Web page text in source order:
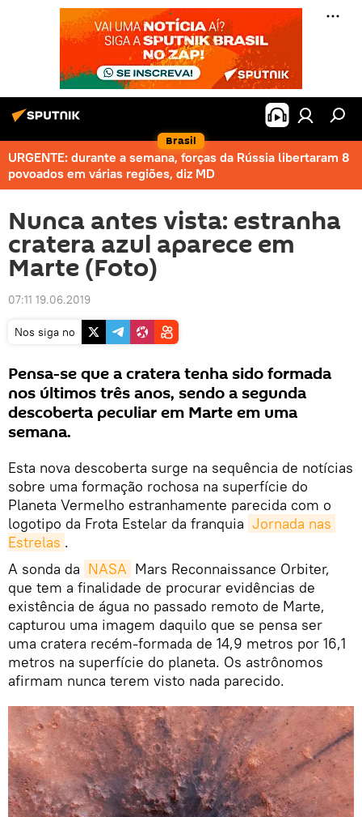
Brasil
URGENTE: durante a semana, forças da Rússia libertaram 8
povoados em várias regiões, diz MD
Nunca antes vista: estranha
cratera azul aparece em
Marte (Foto)
07:11 19.06.2019
Nos siga no
Pensa-se que a cratera tenha sido formada
nos últimos três anos, sendo a segunda
descoberta peculiar em Marte em uma
semana.
Esta nova descoberta surge na sequência de notícias
sobre uma formação rochosa na superfície do
Planeta Vermelho estranhamente parecida com o
logotipo da Frota Estelar da franquia Jornada nas
Estrelas .
A sonda da NASA Mars Reconnaissance Orbiter,
que tem a finalidade de procurar evidências de
existência de água no passado remoto de Marte,
capturou uma imagem daquilo que se pensa ser
uma cratera recém-formada de 14,9 metros por 16,1
metros na superfície do planeta. Os astrônomos
afirmam nunca terem visto nada parecido.